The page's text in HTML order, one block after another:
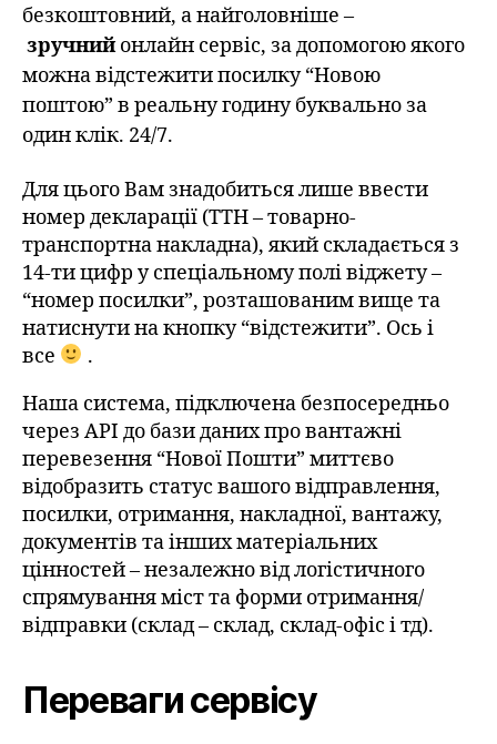
безкоштовний, а найголовніше –
зручнийонлайн сервіс, за допомогою якого
можна відстежити посилку “Новою
поштою” в реальну годину буквально за
один клік. 24/7.
Для цього Вам знадобиться лише ввести
номер декларації (ТТН – товарно-
транспортна накладна), який складається з
14-ти цифр у спеціальному полі віджету –
“номер посилки”, розташованим вище та
натиснути на кнопку “відстежити”. Ось і
все
.
Наша система, підключена безпосередньо
через API до бази даних про вантажні
перевезення “Нової Пошти” миттєво
відобразить статус вашого відправлення,
посилки, отримання, накладної, вантажу,
документів та інших матеріальних
цінностей – незалежно від логістичного
спрямування міст та форми отримання/
відправки (склад – склад, склад-офіс і тд).
Переваги сервісу